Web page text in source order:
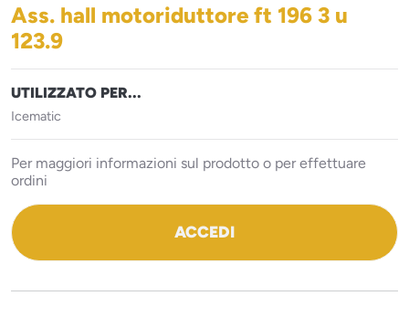
Ass. hall motoriduttore ft 196 3 u
123.9
UTILIZZATO PER...
Icematic
Per maggiori informazioni sul prodotto o per effettuare
ordini
ACCEDI